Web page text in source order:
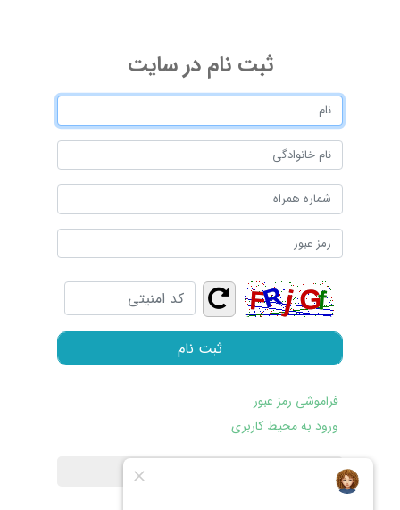
ثبت ‌نام در سایت
ثبت نام
فراموشی رمز عبور
ورود به محیط کاربری
بازگشت به صفحه اصلی